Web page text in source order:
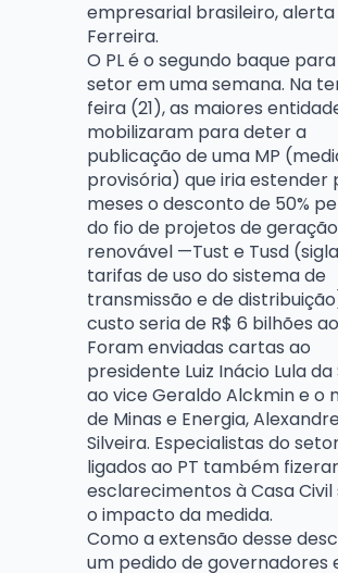
empresarial brasileiro, alerta
Ferreira.
O PL é o segundo baque
setor em uma semana. Na
feira (21), as maiores
mobilizaram para deter a
publicação de uma MP
provisória) que iria estender
meses o desconto de 50%
do fio de projetos de geração
renovável —Tust e Tusd
tarifas de uso do sistema de
transmissão e de
custo seria de R$ 6 bilhões
Foram enviadas cartas ao
presidente Luiz Inácio Lula da
ao vice Geraldo Alckmin e o
de Minas e Energia,
Silveira. Especialistas do
ligados ao PT também
esclarecimentos à Casa
o impacto da medida.
Como a extensão desse
um pedido de governadores